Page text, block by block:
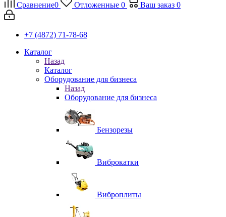
Сравнение0 Отложенные 0 Ваш заказ 0
+7 (4872) 71-78-68
Каталог
Назад
Каталог
Оборудование для бизнеса
Назад
Оборудование для бизнеса
Бензорезы
Виброкатки
Виброплиты